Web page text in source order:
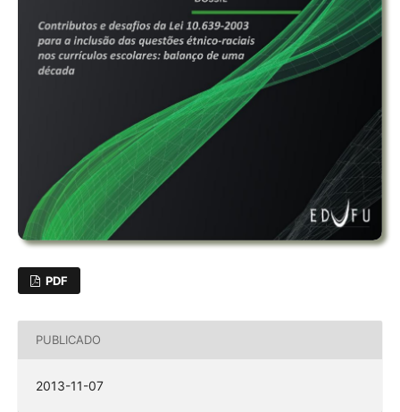
PDF
PUBLICADO
2013-11-07